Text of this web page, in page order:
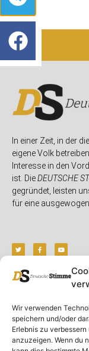
Wir verwenden
speichern und/oder
Erlebnis zu
anzuzeigen. Wenn du
In einer Zeit, in der
eigene Volk
Interesse in den
ist. DieDEUTSCHE
gegründet, leisten
für eine
Unser Magazin
Spenden
Ausgaben
DS-TV